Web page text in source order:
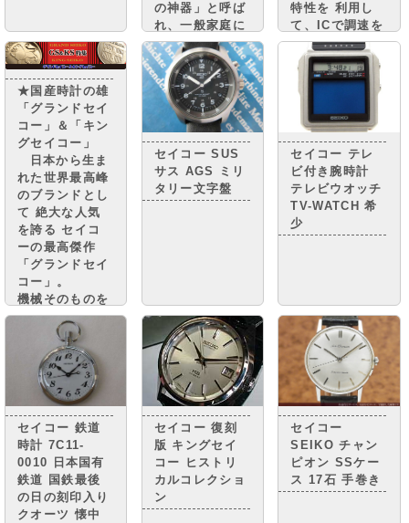
の神器」と呼ば
れ、一般家庭に
普及。 街には
小さな憧れのマ
イカーが走り、
国民は豊かさの
実感と 自信を
取り戻しつつあ
りまし
た。・・・・
特性を 利用し
て、ICで調速を
行い、モーター
で針を動かす
機構を搭載した
クオーツ時計
“セイコークオ
ーツアストロ
ン”を 世界に先
駆けて発売しま
した。
★国産時計の雄
「グランドセイ
コー」＆「キン
グセイコー」
日本から生ま
れた世界最高峰
のブランドとし
て 絶大な人気
を誇る セイコ
ーの最高傑作
「グランドセイ
コー」。
機械そのものを
グランドセイコ
ーに準じながら
精度調整を簡略
化し グランド
セイコーに次ぐ
高級腕時計とさ
れる 「キング
セイコー」。
セイコー SUS
サス AGS ミリ
タリー文字盤
セイコー テレ
ビ付き腕時計
テレビウオッチ
TV-WATCH 希
少
セイコー 鉄道
時計 7C11-
0010 日本国有
鉄道 国鉄最後
の日の刻印入り
クオーツ 懐中
セイコー 復刻
版 キングセイ
コー ヒストリ
カルコレクショ
ン
セイコー
SEIKO チャン
ピオン SSケー
ス 17石 手巻き